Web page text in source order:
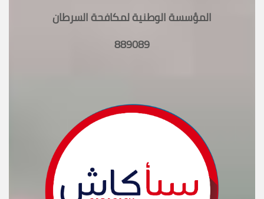
المؤسسة الوطنية لمكافحة السرطان
889089